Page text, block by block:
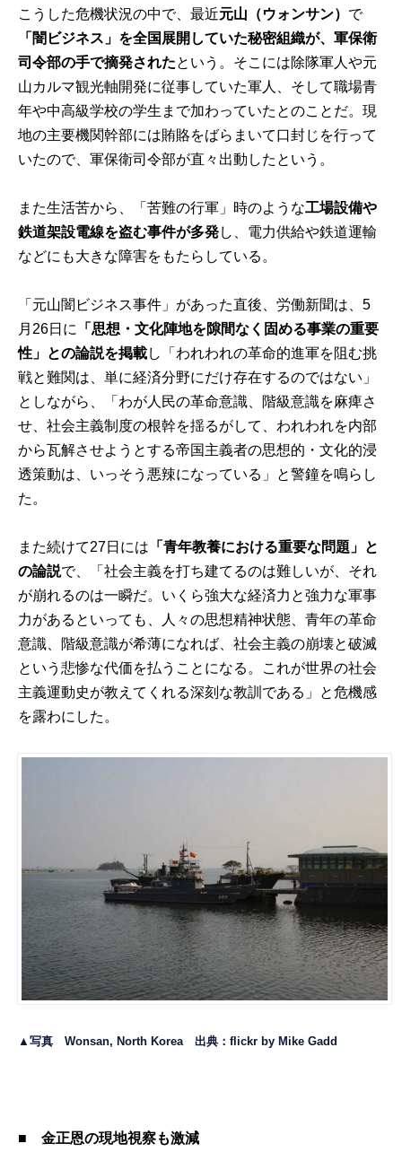
こうした危機状況の中で、最近元山（ウォンサン） で
「闇ビジネス」を全国展開していた秘密組織が、軍保衛
司令部の手で摘発されたという。そこには除隊軍人や元
山カルマ観光軸開発に従事していた軍人、そして職場青
年や中高級学校の学生まで加わっていたとのことだ。現
地の主要機関幹部には賄賂をばらまいて口封じを行って
いたので、軍保衛司令部が直々出動したという。
また生活苦から、「苦難の行軍」時のような工場設備や
鉄道架設電線を盗む事件が多発し、電力供給や鉄道運輸
などにも大きな障害をもたらしている。
「元山闇ビジネス事件」があった直後、労働新聞は、5
月26日に
「思想・文化陣地を隙間なく固める事業の重要
性」との論説を掲載し「われわれの革命的進軍を阻む挑
戦と難関は、単に経済分野にだけ存在するのではない」
としながら、「わが人民の革命意識、階級意識を麻痺さ
せ、社会主義制度の根幹を揺るがして、われわれを内部
から瓦解させようとする帝国主義者の思想的・文化的浸
透策動は、いっそう悪辣になっている」と警鐘を鳴らし
た。
また続けて27日には 「青年教養における重要な問題」と
の論説で、「社会主義を打ち建てるのは難しいが、それ
が崩れるのは一瞬だ。いくら強大な経済力と強力な軍事
力があるといっても、人々の思想精神状態、青年の革命
意識、階級意識が希薄になれば、社会主義の崩壊と破滅
という悲惨な代価を払うことになる。これが世界の社会
主義運動史が教えてくれる深刻な教訓である」と危機感
を露わにした。
▲写真 Wonsan, North Korea 出典：flickr by Mike Gadd
■ 金正恩の現地視察も激減